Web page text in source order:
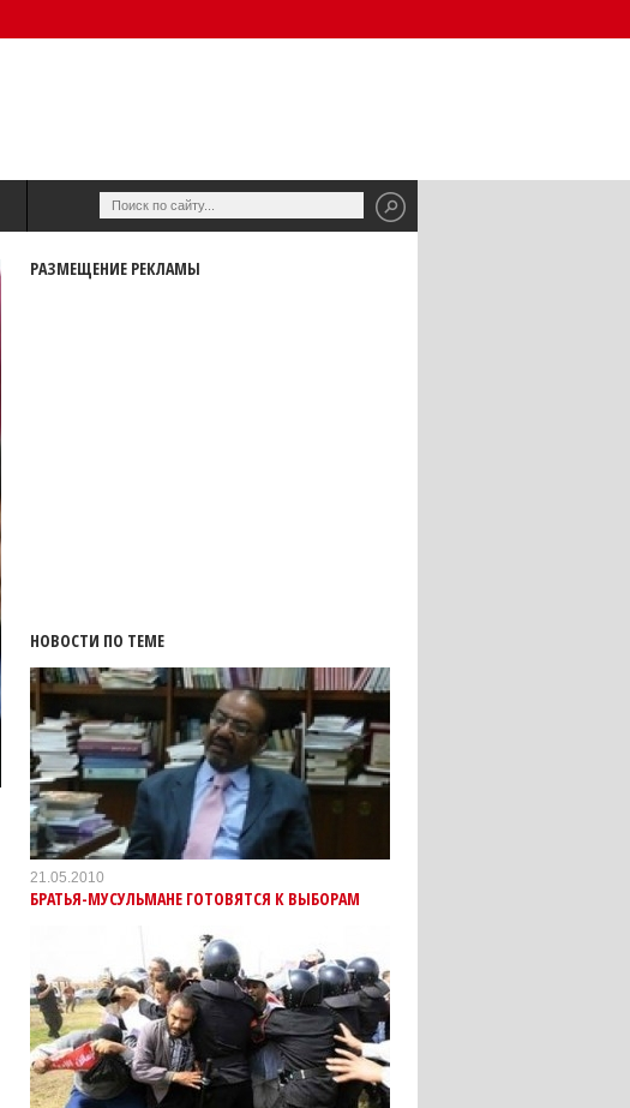
РАЗМЕЩЕНИЕ РЕКЛАМЫ
НОВОСТИ ПО ТЕМЕ
21.05.2010
БРАТЬЯ-МУСУЛЬМАНЕ ГОТОВЯТСЯ К ВЫБОРАМ